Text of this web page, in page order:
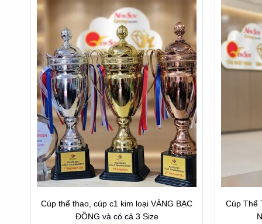
Cúp thể thao, cúp c1 kim loại VÀNG BẠC
ĐỒNG và có cả 3 Size
Cúp Thể